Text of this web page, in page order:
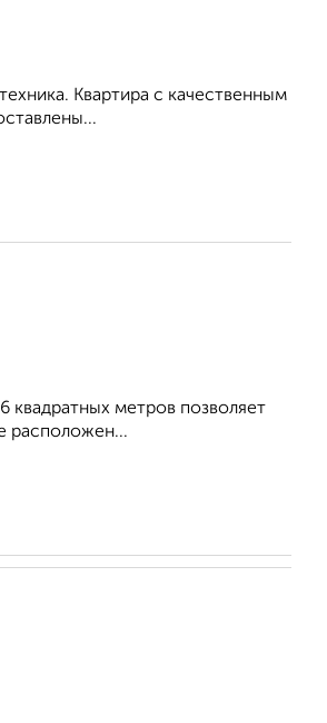
Квартира с качественным
квадратных метров позволяет
расположен...